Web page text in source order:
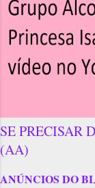
SE PRECISAR
(AA)
ANÚNCIOS DO